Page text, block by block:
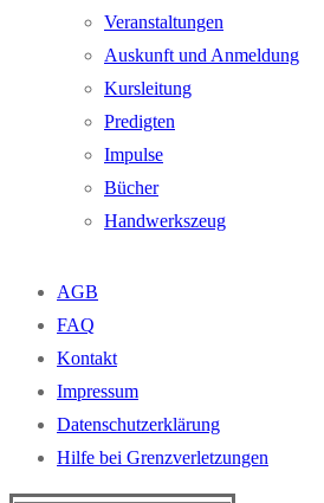
Veranstaltungen
Auskunft und Anmeldung
Kursleitung
Predigten
Impulse
Bücher
Handwerkszeug
AGB
FAQ
Kontakt
Impressum
Datenschutzerklärung
Hilfe bei Grenzverletzungen